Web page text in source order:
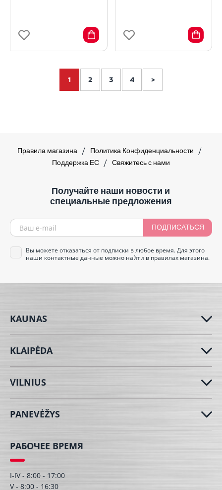
1 2 3 4 >
Правила магазина
Политика Конфиденциальности
Поддержка ЕС
Свяжитесь с нами
Получайте наши новости и
специальные предложения
ПОДПИСАТЬСЯ
Вы можете отказаться от подписки в любое время. Для этого
наши контактные данные можно найти в правилах магазина.
KAUNAS
KLAIPĖDA
VILNIUS
PANEVĖŽYS
РАБОЧЕЕ ВРЕМЯ
I-IV - 8:00 - 17:00
V - 8:00 - 16:30